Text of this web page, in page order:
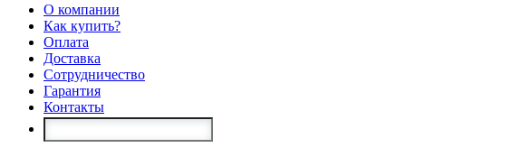
О компании
Как купить?
Оплата
Доставка
Сотрудничество
Гарантия
Контакты